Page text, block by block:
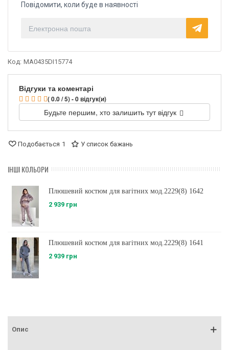
Повідомити, коли буде в наявності
Код: MA0435DI15774
Відгуки та коментарі
( 0.0 / 5) - 0 відгук(и)
Будьте першим, хто залишить тут відгук
Подобається 1 У список бажань
ІНШІ КОЛЬОРИ
Плюшевий костюм для вагітних мод.2229(8) 1642
2 939 грн
Плюшевий костюм для вагітних мод.2229(8) 1641
2 939 грн
Опис